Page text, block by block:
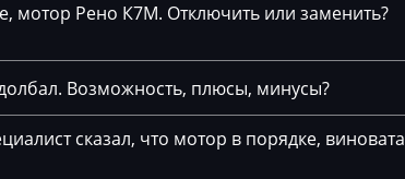
мотор Рено К7М. Отключить или заменить?
Возможность, плюсы, минусы?
сказал, что мотор в порядке, виновата